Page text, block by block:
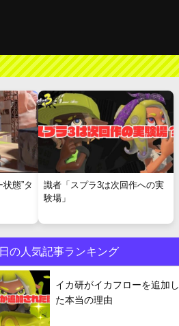
状態”タ
識者「スプラ3は次回作への実
験場」
の人気記事ランキング
イカ研がイカフローを追加し
た本当の理由